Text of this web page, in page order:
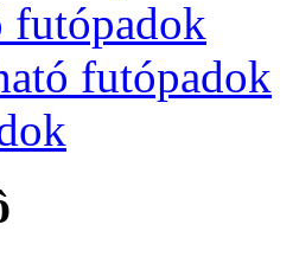
futópadok
futópadok